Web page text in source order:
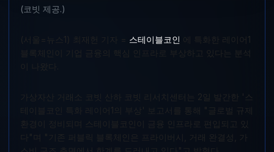
(코빗 제공.)
(서울=뉴스1) 최재헌 기자 = 스테이블코인 에 특화한 레이어1
블록체인이 기업 금융의 핵심 인프라로 부상하고 있다는 분석
이 나왔다.
가상자산 거래소 코빗 산하 코빗 리서치센터는 2일 발간한 '스
테이블코인 특화 레이어1의 부상' 보고서를 통해 "글로벌 규제
환경이 정비되며 스테이블코인이 금융 인프라로 편입되고 있
다"며 "기존 퍼블릭 블록체인은 프라이버시, 거래 완결성, 가